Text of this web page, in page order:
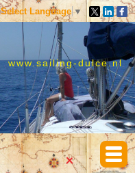
Select Language ▼
www.sailing-dulce.nl